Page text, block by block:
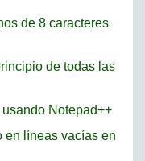
de 8 caracteres
de todas las
Notepad++
en líneas vacías en